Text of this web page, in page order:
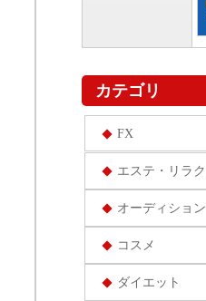
カテゴリ
FX
エステ・リラ
オーディション
コスメ
ダイエット